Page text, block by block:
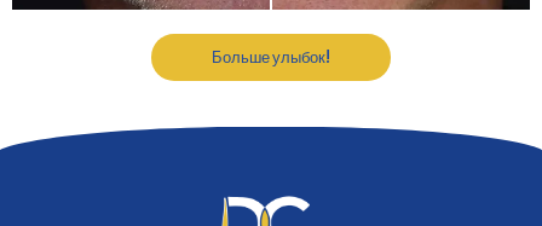
Больше улыбок!